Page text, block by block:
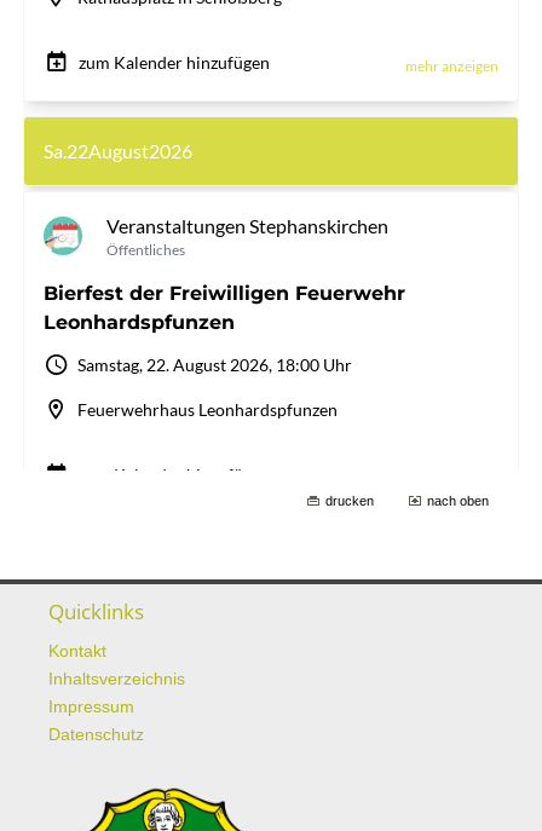
drucken nach oben
Quicklinks
Kontakt
Inhaltsverzeichnis
Impressum
Datenschutz